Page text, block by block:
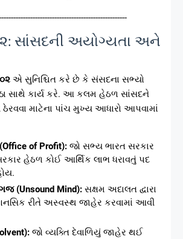
સાંસદની અયોગ્યતા અને
એ સુનિશ્ચિત કરે છે કે સંસદના સભ્યો
સાથે કાર્ય કરે. આ કલમ હેઠળ સાંસદને
માટેના પાંચ મુખ્ય આધારો આપવામાં
of Profit): જો સભ્ય ભારત સરકાર
હેઠળ કોઈ આર્થિક લાભ ધરાવતું પદ
(Unsound Mind): સક્ષમ અદાલત દ્વારા
રીતે અસ્વસ્થ જાહેર કરવામાં આવી
જો વ્યક્તિ દેવાળિયું જાહેર થઈ